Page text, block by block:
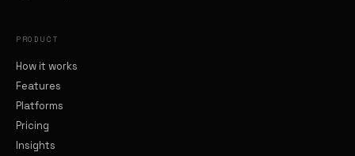
PRODUCT
How it works
Features
Platforms
Pricing
Insights